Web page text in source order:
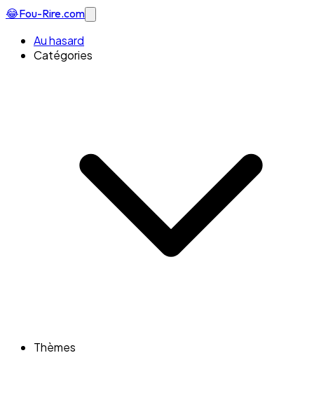
😂Fou-Rire.com
Au hasard
Catégories
Thèmes